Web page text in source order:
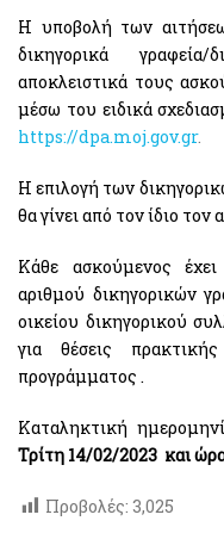
Η υποβολή των
δικηγορικά
αποκλειστικά τους
μέσω του ειδικά
https://dpa.moj.gov.gr.
Η επιλογή των
θα γίνει από τον ίδιο
Κάθε ασκούμενος έχει
αριθμού δικηγορικών
οικείου δικηγορικού
για θέσεις
προγράμματος .
Καταληκτική
Τρίτη 14/02/2023 και
Προβολές: 3,025